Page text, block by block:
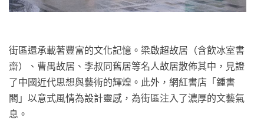
街區還承載著豐富的文化記憶。梁啟超故居（含飲冰室書
齋）、曹禺故居、李叔同舊居等名人故居散佈其中，見證
了中國近代思想與藝術的輝煌。此外，網紅書店「鍾書
閣」以意式風情為設計靈感，為街區注入了濃厚的文藝氣
息。